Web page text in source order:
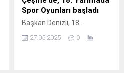
Spor Oyunları başladı
Başkan Denizli, 18.
27.05.2025 0